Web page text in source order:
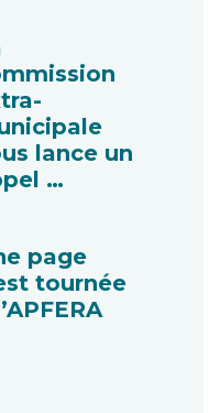
lance un
…
page
tournée